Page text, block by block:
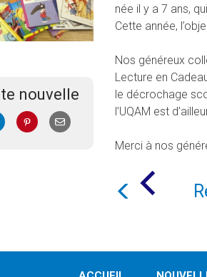
nouvelle
née il y a 7 ans,
Cette année,
Nos généreux
Lecture en
le décrochage
l’UQAM est
Merci à nos